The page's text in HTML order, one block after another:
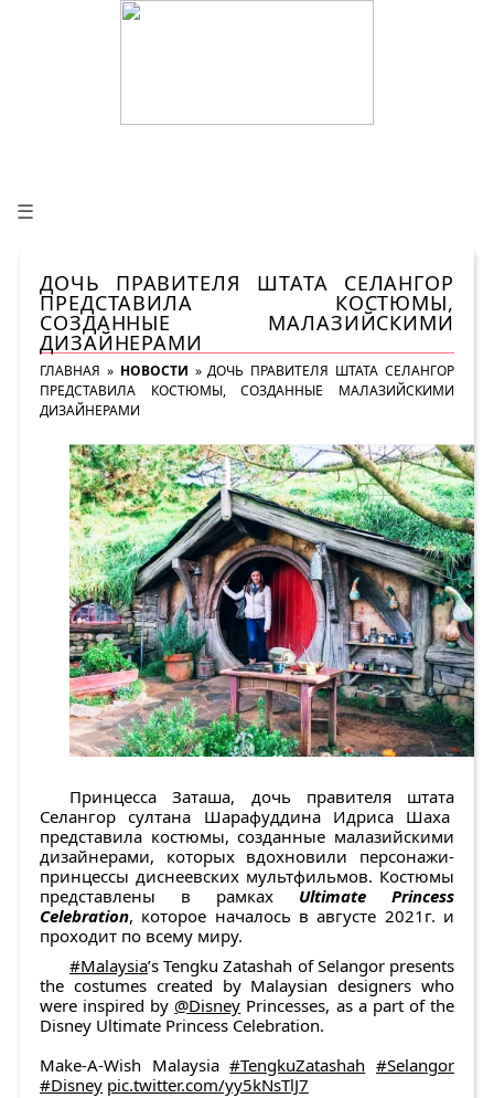
☰
ДОЧЬ ПРАВИТЕЛЯ ШТАТА СЕЛАНГОР
ПРЕДСТАВИЛА КОСТЮМЫ,
СОЗДАННЫЕ МАЛАЗИЙСКИМИ
ДИЗАЙНЕРАМИ
ГЛАВНАЯ » НОВОСТИ »ДОЧЬ ПРАВИТЕЛЯ ШТАТА СЕЛАНГОР
ПРЕДСТАВИЛА КОСТЮМЫ, СОЗДАННЫЕ МАЛАЗИЙСКИМИ
ДИЗАЙНЕРАМИ
Принцесса Заташа, дочь правителя штата
Селангор султана Шарафуддина Идриса Шаха
представила костюмы, созданные малазийскими
дизайнерами, которых вдохновили персонажи-
принцессы диснеевских мультфильмов. Костюмы
представлены в рамках Ultimate Princess
Celebration, которое началось в августе 2021г. и
проходит по всему миру.
#Malaysia’s Tengku Zatashah of Selangor presents
the costumes created by Malaysian designers who
were inspired by @Disney Princesses, as a part of the
Disney Ultimate Princess Celebration.
Make-A-Wish Malaysia#TengkuZatashah ​#Selangor
#Disney pic.twitter.com/yy5kNsTlJ7